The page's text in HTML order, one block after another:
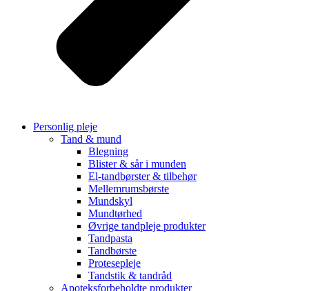
Personlig pleje
Tand & mund
Blegning
Blister & sår i munden
El-tandbørster & tilbehør
Mellemrumsbørste
Mundskyl
Mundtørhed
Øvrige tandpleje produkter
Tandpasta
Tandbørste
Protesepleje
Tandstik & tandråd
Apoteksforbeholdte produkter